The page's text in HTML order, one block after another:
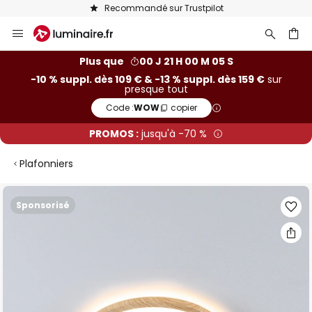
Recommandé sur Trustpilot
Allez
au
Plus que
00 J 21 H 00 M 04 S
-10 % suppl. dès 109 € & -13 % suppl. dès 159 €sur
presque tout
Code :WOW copier
PROMOS : jusqu'à -70 %
Plafonniers
Sponsorisé
Skip
to